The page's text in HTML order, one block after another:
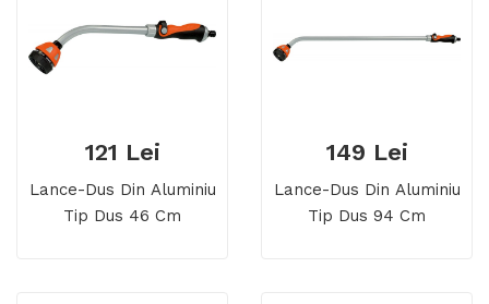
121 Lei
Lance-Dus Din Aluminiu
Tip Dus 46 Cm
149 Lei
Lance-Dus Din Aluminiu
Tip Dus 94 Cm